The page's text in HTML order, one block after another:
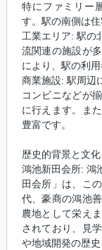
特にファミリー
す。駅の南側は
工業エリア: 駅の
流関連の施設が
により、駅の利
商業施設: 駅周辺
コンビニなどが
に行えます。ま
豊富です。
歴史的背景と文化
鴻池新田会所: 鴻
田会所」は、こ
代、豪商の鴻池
農地として栄え
されており、見
や地域開発の歴史